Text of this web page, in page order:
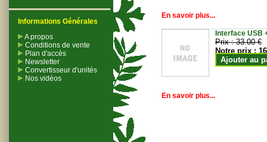
Informations Générales
A propos
Conditions de vente
Plan d'accès
Newsletter
Convertisseur d'unités
Nos vidéos
En savoir plus...
Interface USB
Prix :33.00 €
Notre prix :
Ajouter au
En savoir plus...